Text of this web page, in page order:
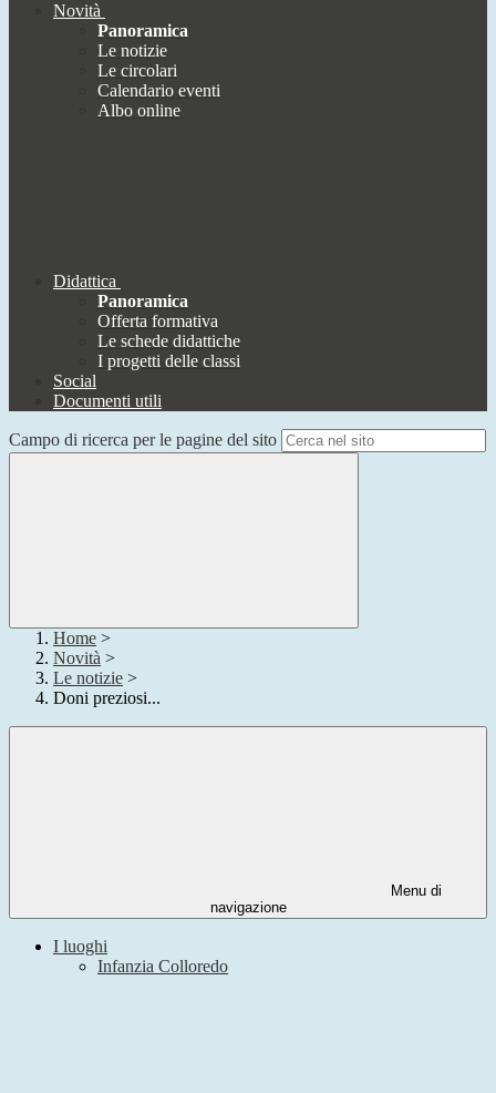
Novità
Panoramica
Le notizie
Le circolari
Calendario eventi
Albo online
Didattica
Panoramica
Offerta formativa
Le schede didattiche
I progetti delle classi
Social
Documenti utili
Campo di ricerca per le pagine del sito
Home >
Novità >
Le notizie >
Doni preziosi...
Menu di
navigazione
I luoghi
Infanzia Colloredo